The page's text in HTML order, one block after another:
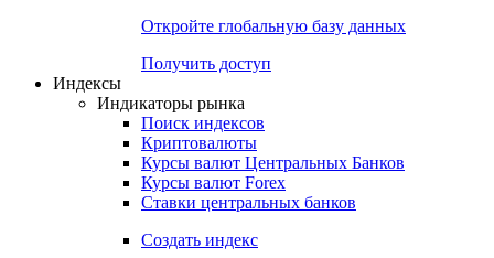
Откройте глобальную базу данных
Получить доступ
Индексы
Индикаторы рынка
Поиск индексов
Криптовалюты
Курсы валют Центральных Банков
Курсы валют Forex
Ставки центральных банков
Создать индекс